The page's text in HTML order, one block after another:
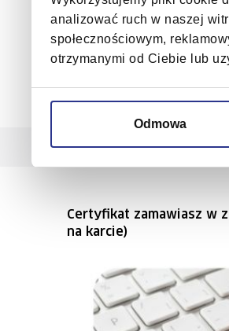
analizować ruch w naszej
społecznościowym,
otrzymanymi od Ciebie lub
Odmowa
urządzeń sieciowych oraz
zestawiania bezpiecznych
połączeń.
Opis
Certyfikat zamawiasz w
na karcie)